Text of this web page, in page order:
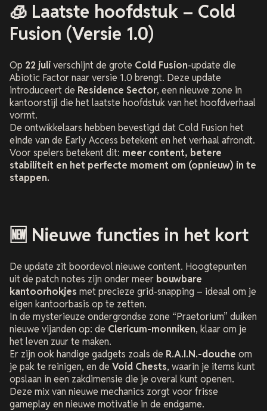
🧊 Laatste hoofdstuk – Cold
Fusion (Versie 1.0)
Op 22 juliverschijnt de grote Cold Fusion-update die
Abiotic Factornaar versie 1.0 brengt. Deze update
introduceert de Residence Sector, een nieuwe zone in
kantoorstijl die het laatste hoofdstuk van het hoofdverhaal
vormt.
De ontwikkelaars hebben bevestigd dat Cold Fusion het
einde van de Early Access betekent en het verhaal afrondt.
Voor spelers betekent dit: meer content, betere
stabiliteit en het perfecte moment om (opnieuw) in te
stappen.
🆕 Nieuwe functies in het kort
De update zit boordevol nieuwe content. Hoogtepunten
uit de patch notes zijn onder meer bouwbare
kantoorhokjes met precieze grid-snapping – ideaal om je
eigen kantoorbasis op te zetten.
In de mysterieuze ondergrondse zone “Praetorium” duiken
nieuwe vijanden op: de Clericum-monniken, klaar om je
het leven zuur te maken.
Er zijn ook handige gadgets zoals de R.A.I.N.-douche om
je pak te reinigen, en de Void Chests, waarin je items kunt
opslaan in een zakdimensie die je overal kunt openen.
Deze mix van nieuwe mechanics zorgt voor frisse
gameplay en nieuwe motivatie in de endgame.